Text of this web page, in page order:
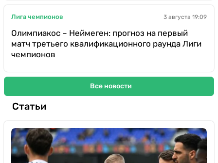
Лига чемпионов 3 августа 19:09
Олимпиакос – Неймеген: прогноз на первый
матч третьего квалификационного раунда Лиги
чемпионов
Все новости
Статьи